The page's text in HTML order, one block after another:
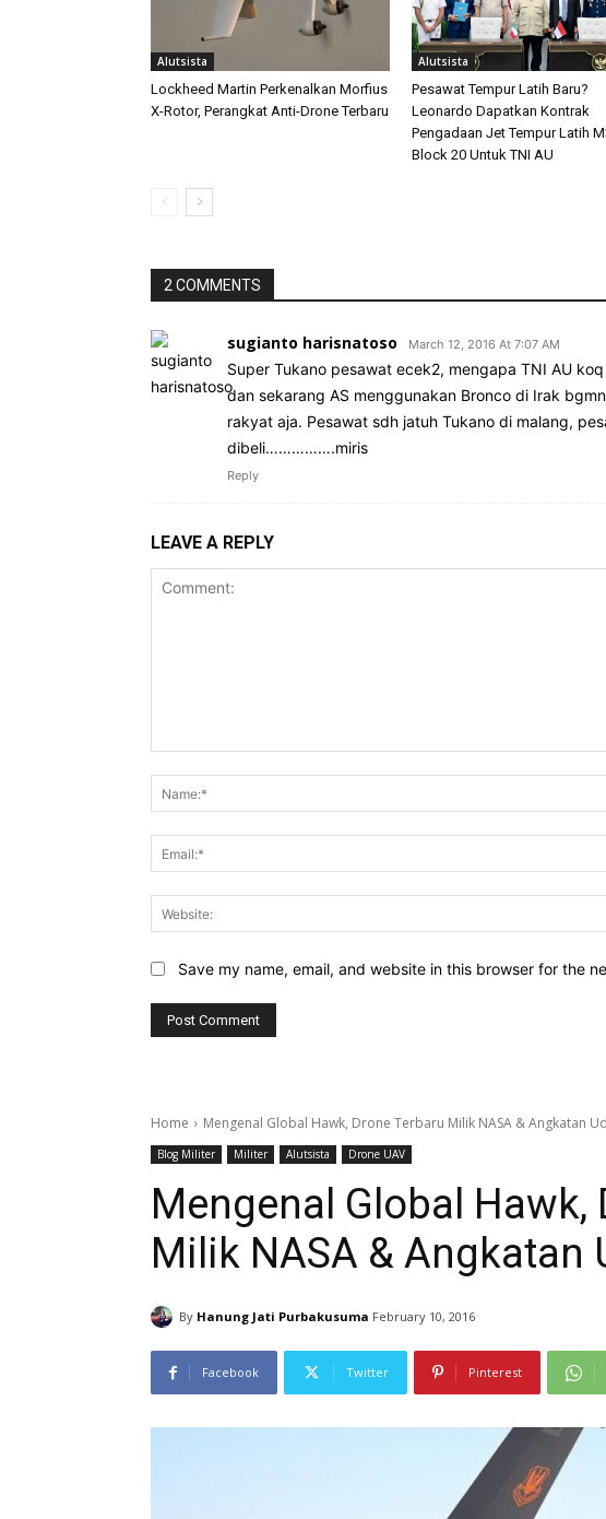
Alutsista
Lockheed Martin Perkenalkan Morfius
X-Rotor, Perangkat Anti-Drone Terbaru
Alutsista
Pesawat Tempur Latih Baru?
Leonardo Dapatkan Kontrak
Pengadaan Jet Tempur Latih
Block 20 Untuk TNI AU
2 COMMENTS
sugianto harisnatoso March 12, 2016 At 7:07 AM
Super Tukano pesawat ecek2, mengapa TNI AU
dan sekarang AS menggunakan Bronco di Irak
rakyat aja. Pesawat sdh jatuh Tukano di malang,
dibeli…………….miris
Reply
LEAVE A REPLY
Save my name, email, and website in this browser for the